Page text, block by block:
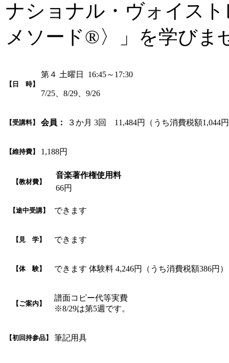
ナショナル・ヴォイス
メソード®〉」を学びま
【日 時】
第４ 土曜日 16:45～17:30
7/25、8/29、9/26
【受講料】 会員： ３か月 3回 11,484円（うち消費税額1,044
【維持費】 1,188円
【教材費】
音楽著作権使用料
66円
【途中受講】 できます
【見 学】 できます
【体 験】 できます 体験料 4,246円（うち消費税額386円）
【ご案内】
譜面コピー代等実費
※8/29は第5週です。
【初回持参品】 筆記用具